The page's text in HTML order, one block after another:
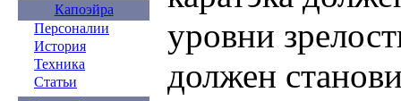
Капоэйра
Персоналии
История
Техника
Статьи
уровни
должен